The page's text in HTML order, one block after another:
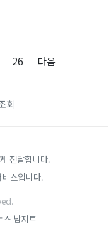
26 다음
회
전달합니다.
스입니다.
스 남지트